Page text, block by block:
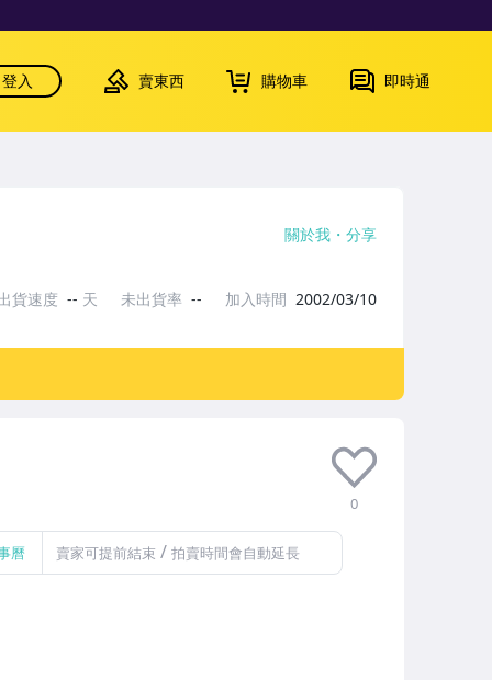
登入 賣東西 購物車 即時通
0
曆 賣家可提前結束 / 拍賣時間會自動延長
關於我 分享
貨速度 -- 天 未出貨率 -- 加入時間 2002/03/10